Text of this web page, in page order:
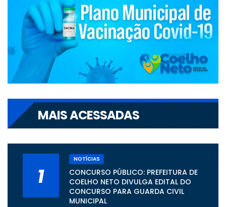
MAIS ACESSADAS
1
NOTÍCIAS
CONCURSO PÚBLICO: PREFEITURA DE
COELHO NETO DIVULGA EDITAL DO
CONCURSO PARA GUARDA CIVIL
MUNICIPAL